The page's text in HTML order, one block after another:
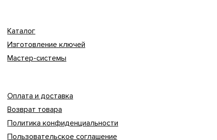
Каталог
Изготовление ключей
Мастер-системы
Оплата и доставка
Возврат товара
Политика конфиденциальности
Пользовательское соглашение